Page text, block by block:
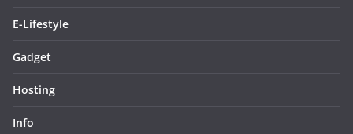
E-Lifestyle
Gadget
Hosting
Info